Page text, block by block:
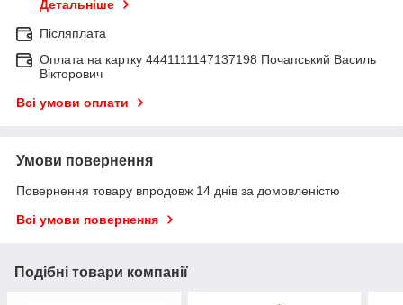
Детальніше
Післяплата
Оплата на картку 4441111147137198 Почапський Василь
Вікторович
Всі умови оплати
Умови повернення
Повернення товару впродовж 14 днів за домовленістю
Всі умови повернення
Подібні товари компанії